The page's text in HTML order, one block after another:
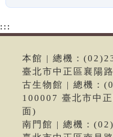
:::
本館 | 總機：
臺北市中正區襄陽
古生物館 | 總機：
100007 臺北市中
面)
南門館 | 總機：